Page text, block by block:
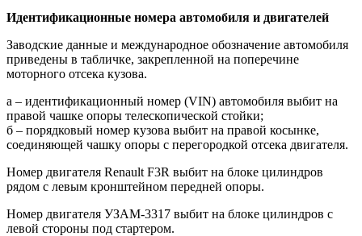
Идентификационные номера автомобиля и двигателей
Заводские данные и международное обозначение автомобиля
приведены в табличке, закрепленной на поперечине
моторного отсека кузова.
а – идентификационный номер (VIN) автомобиля выбит на
правой чашке опоры телескопической стойки;
б – порядковый номер кузова выбит на правой косынке,
соединяющей чашку опоры с перегородкой отсека двигателя.
Номер двигателя Renault F3R выбит на блоке цилиндров
рядом с левым кронштейном передней опоры.
Номер двигателя УЗАМ-3317 выбит на блоке цилиндров с
левой стороны под стартером.